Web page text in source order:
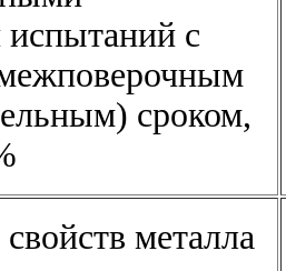
испытаний с
сроком,
металла